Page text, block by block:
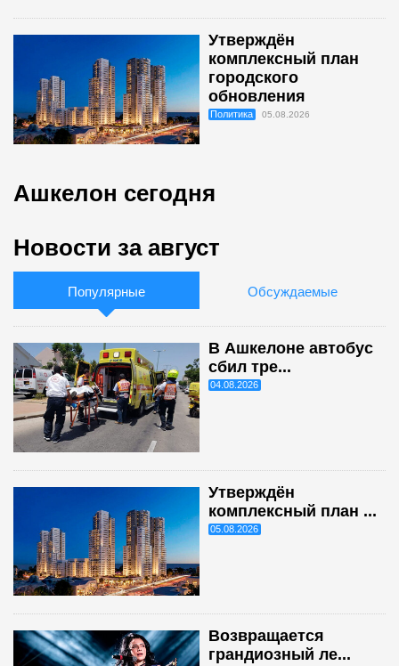
Утверждён
комплексный план
городского
обновления
Политика 05.08.2026
Ашкелон сегодня
Новости за август
Популярные Обсуждаемые
В Ашкелоне автобус
сбил тре...
04.08.2026
Утверждён
комплексный план ...
05.08.2026
Возвращается
грандиозный ле...